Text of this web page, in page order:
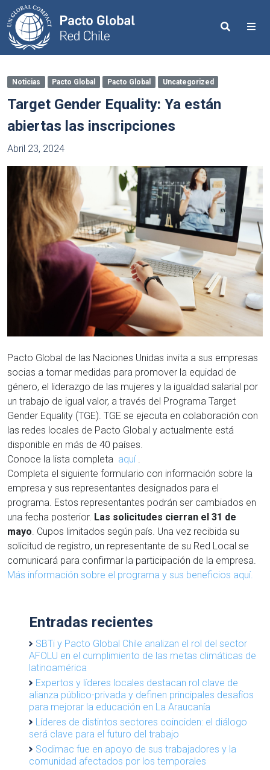
Search
Noticias Pacto Global Pacto Global Uncategorized
Target Gender Equality: Ya están
abiertas las inscripciones
Abril 23, 2024
Pacto Global de las Naciones Unidas invita a sus empresas
socias a tomar medidas para promover la equidad de
género, el liderazgo de las mujeres y la igualdad salarial por
un trabajo de igual valor, a través del Programa Target
Gender Equality (TGE). TGE se ejecuta en colaboración con
las redes locales de Pacto Global y actualmente está
disponible en más de 40 países.
Conoce la lista completa aquí.
Completa el siguiente formulario con información sobre la
empresa y sus representantes designados para el
programa. Estos representantes podrán ser cambiados en
una fecha posterior. Las solicitudes cierran el 31 de
mayo. Cupos limitados según país. Una vez recibida su
solicitud de registro, un representante de su Red Local se
comunicará para confirmar la participación de la empresa.
Más información sobre el programa y sus beneficios aquí.
Entradas recientes
SBTi y Pacto Global Chile analizan el rol del sector
AFOLU en el cumplimiento de las metas climáticas de
latinoamérica
Expertos y líderes locales destacan rol clave de
alianza público-privada y definen principales desafíos
para mejorar la educación en La Araucanía
Líderes de distintos sectores coinciden: el diálogo
será clave para el futuro del trabajo
Sodimac fue en apoyo de sus trabajadores y la
comunidad afectados por los temporales